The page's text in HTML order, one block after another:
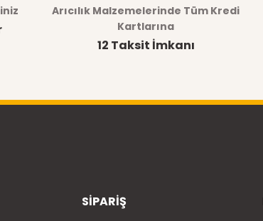
Arıcılık Malzemelerinde Tüm Kredi
Kartlarına
12 Taksit İmkanı
SİPARİŞ